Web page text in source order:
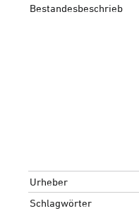
Bestandesbeschrieb
Urheber
Schlagwörter